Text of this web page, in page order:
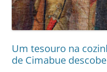
Um tesouro na
de Cimabue